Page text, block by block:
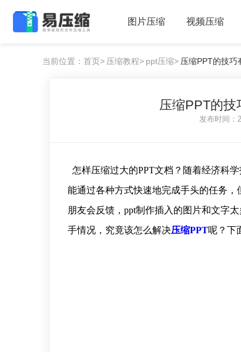
图片压缩 视频压缩
当前位置：首页> 压缩教程> ppt压缩> 压缩PPT的技巧
压缩PPT的技
发布时间
怎样压缩过大的PPT文档？随着经济科
能通过各种方式快速地完成手头的任务
朋友会反馈，ppt制作插入的图片和文字
手情况，究竟该怎么解决压缩PPT呢？下